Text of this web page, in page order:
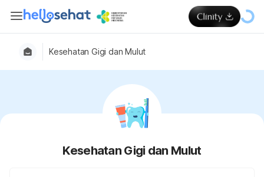
Kesehatan Gigi dan Mulut
Kesehatan Gigi dan Mulut